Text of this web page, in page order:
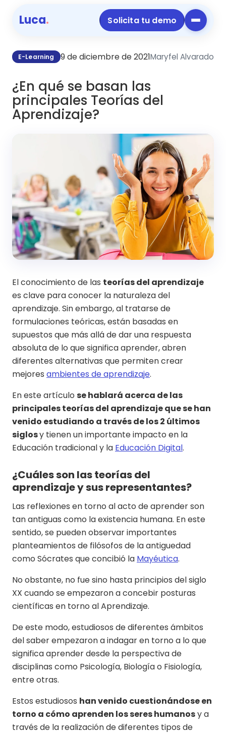
Luca. Solicita tu demo
E-Learning 9 de diciembre de 2021Maryfel Alvarado
¿En qué se basan las
principales Teorías del
Aprendizaje?
El conocimiento de las teorías del aprendizaje
es clave para conocer la naturaleza del
aprendizaje. Sin embargo, al tratarse de
formulaciones teóricas, están basadas en
supuestos que más allá de dar una respuesta
absoluta de lo que significa aprender, abren
diferentes alternativas que permiten crear
mejores ambientes de aprendizaje.
En este artículo se hablará acerca de las
principales teorías del aprendizaje que se han
venido estudiando a través de los 2 últimos
siglosy tienen un importante impacto en la
Educación tradicional y la Educación Digital.
¿Cuáles son las teorías del
aprendizaje y sus representantes?
Las reflexiones en torno al acto de aprender son
tan antiguas como la existencia humana. En este
sentido, se pueden observar importantes
planteamientos de filósofos de la antiguedad
como Sócrates que concibió la Mayéutica.
No obstante, no fue sino hasta principios del siglo
XX cuando se empezaron a concebir posturas
científicas en torno al Aprendizaje.
De este modo, estudiosos de diferentes ámbitos
del saber empezaron a indagar en torno a lo que
significa aprender desde la perspectiva de
disciplinas como Psicología, Biología o Fisiología,
entre otras.
Estos estudiosos han venido cuestionándose en
torno a cómo aprenden los seres humanosy a
través de la realización de diferentes tipos de